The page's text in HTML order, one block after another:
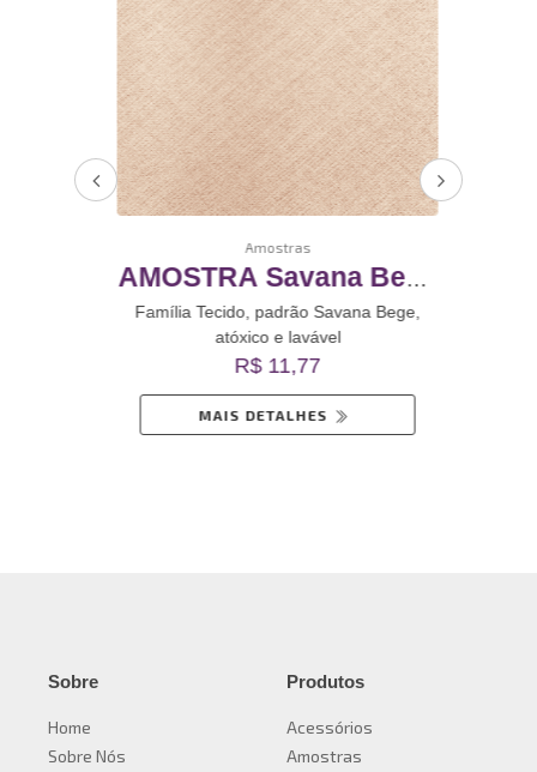
Amostras
AMOSTRA Savana Bege
Revestimento De Vinil
Autoadesivo
Família Tecido, padrão Savana Bege,
atóxico e lavável
R$ 11,77
MAIS DETALHES
Sobre
Home
Sobre Nós
Produtos
Acessórios
Amostras